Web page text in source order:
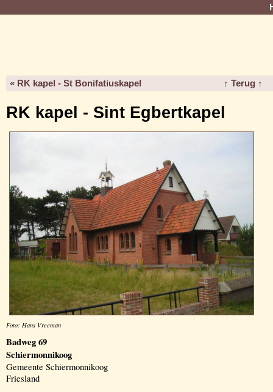
« RK kapel - St Bonifatiuskapel ↑ Terug ↑
RK kapel - Sint Egbertkapel
Foto: Hans Vreeman
Badweg 69
Schiermonnikoog
Gemeente Schiermonnikoog
Friesland